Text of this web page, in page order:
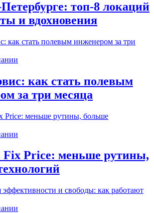
топ-8 локаций
и вдохновения
как стать полевым
за три месяца
Fix Price: меньше рутины,